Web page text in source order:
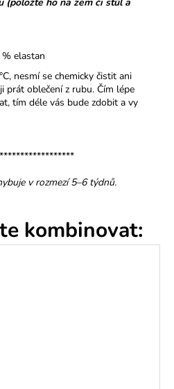
elastan
nesmí se chemicky čistit ani
prát oblečení z rubu. Čím lépe
tím déle vás bude zdobit a vy
v rozmezí 5–6 týdnů.
kombinovat: